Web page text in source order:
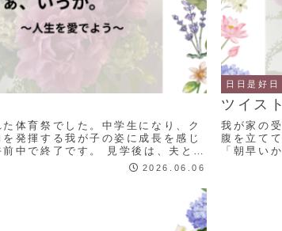
体育祭でした。中学生になり、ク
発揮する我が子の姿に成長を感じ
中で終了です。 見学後は、夫とラ
6年前の今頃を思えば...2026.06.06
日日是好日
ツイス
我が家の
腹を立て
「朝早い
彼女には